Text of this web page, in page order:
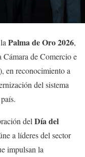
Palma de Oro 2026,
de Comercio e
reconocimiento a
del sistema
del Día del
a líderes del sector
impulsan la